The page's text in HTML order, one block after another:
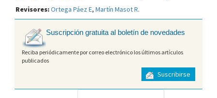
Revisores:Ortega Páez E, Martín Masot R.
Suscripción gratuita al boletín de novedades
Reciba periódicamente por correo electrónico los últimos artículos
publicados
Suscribirse